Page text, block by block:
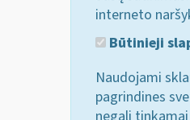
interneto
Būtinieji
Naudojami
pagrindines